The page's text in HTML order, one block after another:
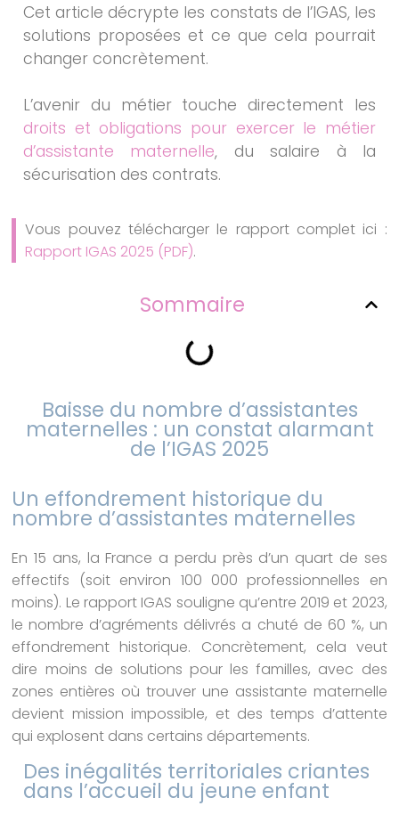
Cet article décrypte les constats de l’IGAS, les
solutions proposées et ce que cela pourrait
changer concrètement.
L’avenir du métier touche directement les
droits et obligations pour exercer le métier
d’assistante maternelle, du salaire à la
sécurisation des contrats.
Vous pouvez télécharger le rapport complet ici :
Rapport IGAS 2025 (PDF).
Sommaire
Baisse du nombre d’assistantes
maternelles : un constat alarmant
de l’IGAS 2025
Un effondrement historique du
nombre d’assistantes maternelles
En 15 ans, la France a perdu près d’un quart de ses
effectifs (soit environ 100 000 professionnelles en
moins). Le rapport IGAS souligne qu’entre 2019 et 2023,
le nombre d’agréments délivrés a chuté de 60 %, un
effondrement historique. Concrètement, cela veut
dire moins de solutions pour les familles, avec des
zones entières où trouver une assistante maternelle
devient mission impossible, et des temps d’attente
qui explosent dans certains départements.
Des inégalités territoriales criantes
dans l’accueil du jeune enfant